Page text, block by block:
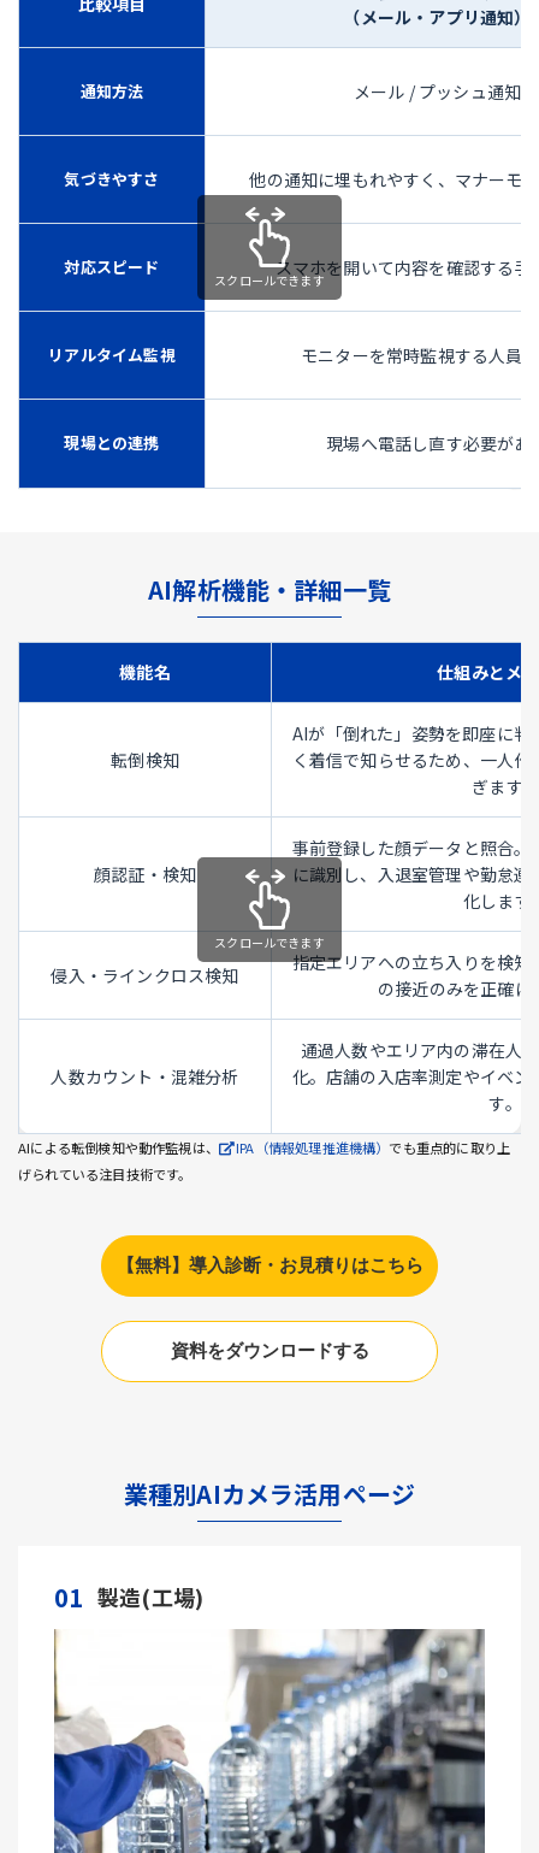
（メール・アプリ通知）
通知方法 メール / プッシュ通知
気づきやすさ 他の通知に埋もれやすく、マナーモ
対応スピード スマホを開いて内容を確認する手
リアルタイム監視 モニターを常時監視する人員
現場との連携 現場へ電話し直す必要があ
AI解析機能・詳細一覧
機能名 仕組みとメ
転倒検知
AIが「倒れた」姿勢を即座に判
く着信で知らせるため、一人
ぎます。
顔認証・検知
事前登録した顔データと照合
に識別し、入退室管理や勤怠
化します
侵入・ラインクロス検知
指定エリアへの立ち入りを検
の接近のみを正確に
人数カウント・混雑分析
通過人数やエリア内の滞在人
化。店舗の入店率測定やイベ
す。
AIによる転倒検知や動作監視は、 IPA（情報処理推進機構） でも重点的に取り上
げられている注目技術です。
【無料】導入診断・お見積りはこちら
資料をダウンロードする
業種別AIカメラ活用ページ
01 製造(工場)